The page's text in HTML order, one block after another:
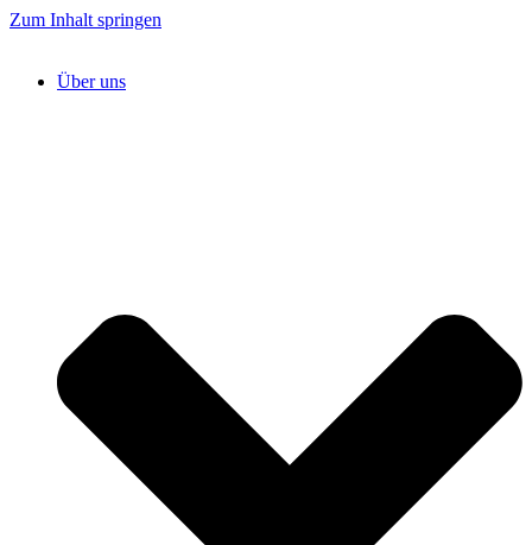
Zum Inhalt springen
Über uns